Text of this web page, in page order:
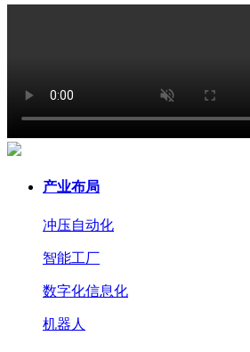
产业布局
冲压自动化
智能工厂
数字化信息化
机器人